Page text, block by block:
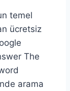
temel
ücretsiz
The
arama